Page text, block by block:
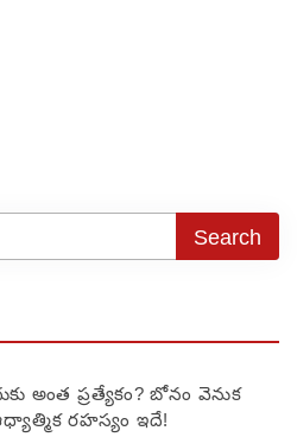
అంత ప్రత్యేకం? బోనం వెనుక
రహస్యం ఇదే!